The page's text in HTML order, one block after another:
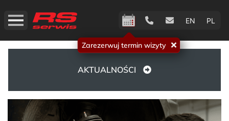
Zarezerwuj termin wizyty
EN PL
AKTUALNOŚCI